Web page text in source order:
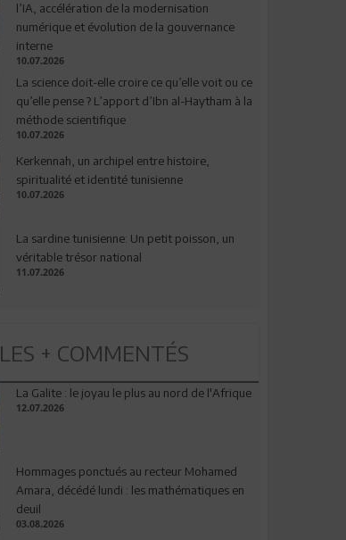
l’IA, accélération de la modernisation
numérique et évolution de la gouvernance
interne
10.07.2026
La science doit-elle croire ce qu’elle voit ou ce
qu’elle pense ? L’apport d’Ibn al-Haytham à la
méthode scientifique
10.07.2026
Kerkennah, un archipel entre histoire,
spiritualité et identité tunisienne
10.07.2026
La sardine tunisienne: Un petit poisson, un
véritable trésor national
11.07.2026
LES + COMMENTÉS
La Galite : le joyau le plus au nord de l'Afrique
12.07.2026
Hommages ponctués au recteur Mohamed
Amara, décédé lundi : les mathématiques en
deuil
03.08.2026